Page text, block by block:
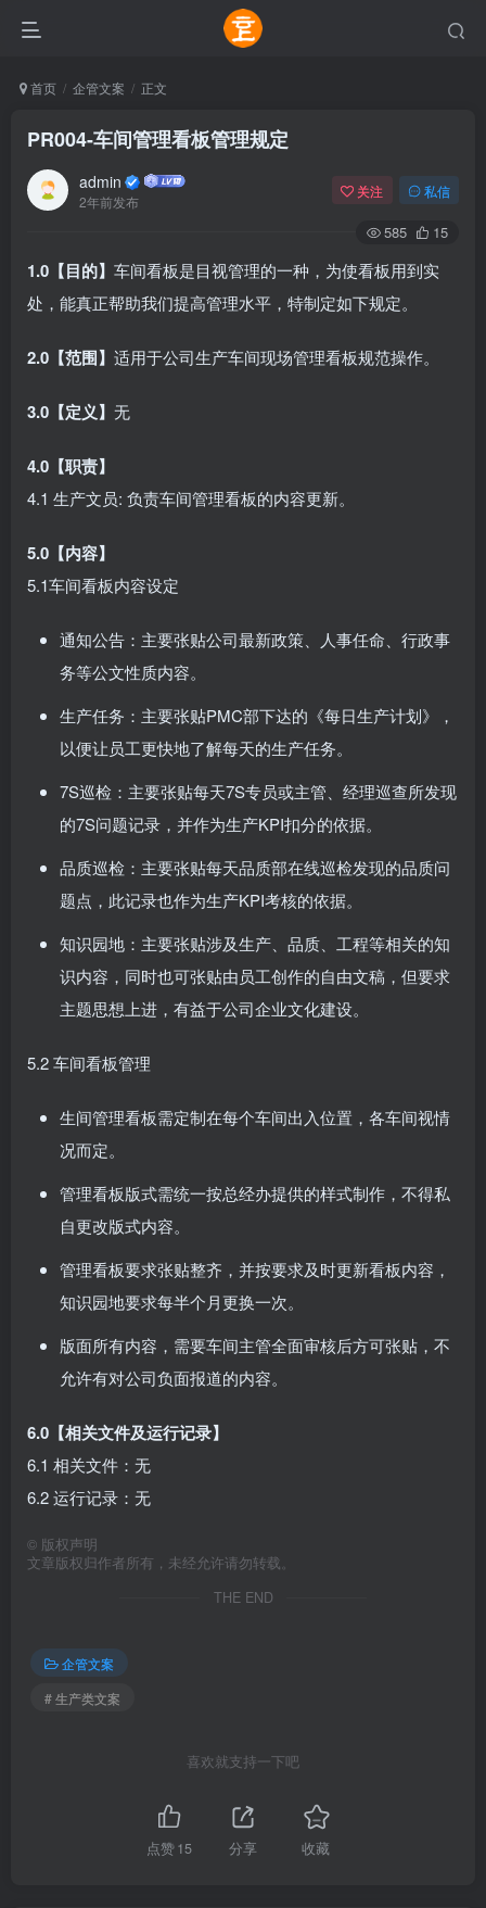
首页 企管文案 正文
PR004-车间管理看板管理规定
admin
2年前发布
关注 私信
585 15
1.0【目的】 车间看板是目视管理的一种，为使看板用到实
处，能真正帮助我们提高管理水平，特制定如下规定。
2.0【范围】 适用于公司生产车间现场管理看板规范操作。
3.0【定义】 无
4.0【职责】
4.1 生产文员: 负责车间管理看板的内容更新。
5.0【内容】
5.1车间看板内容设定
通知公告：主要张贴公司最新政策、人事任命、行政事
务等公文性质内容。
生产任务：主要张贴PMC部下达的《每日生产计划》，
以便让员工更快地了解每天的生产任务。
7S巡检：主要张贴每天7S专员或主管、经理巡查所发现
的7S问题记录，并作为生产KPI扣分的依据。
品质巡检：主要张贴每天品质部在线巡检发现的品质问
题点，此记录也作为生产KPI考核的依据。
知识园地：主要张贴涉及生产、品质、工程等相关的知
识内容，同时也可张贴由员工创作的自由文稿，但要求
主题思想上进，有益于公司企业文化建设。
5.2 车间看板管理
生间管理看板需定制在每个车间出入位置，各车间视情
况而定。
管理看板版式需统一按总经办提供的样式制作，不得私
自更改版式内容。
管理看板要求张贴整齐，并按要求及时更新看板内容，
知识园地要求每半个月更换一次。
版面所有内容，需要车间主管全面审核后方可张贴，不
允许有对公司负面报道的内容。
6.0【相关文件及运行记录】
6.1 相关文件：无
6.2 运行记录：无
© 版权声明
文章版权归作者所有，未经允许请勿转载。
THE END
企管文案
# 生产类文案
喜欢就支持一下吧
点赞15 分享 收藏